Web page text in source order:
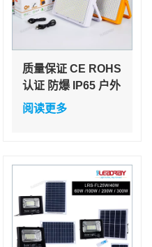
质量保证 CE ROHS
认证 防爆 IP65 户外
100 W 露营灯 太阳
阅读更多